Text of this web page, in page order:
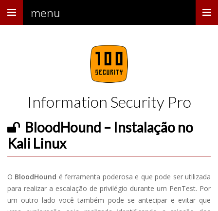
Menu menu
Information Security Pro
BloodHound – Instalação no
Kali Linux
O BloodHound é ferramenta poderosa e que pode ser utilizada
para realizar a escalação de privilégio durante um PenTest. Por
um outro lado você também pode se antecipar e evitar que